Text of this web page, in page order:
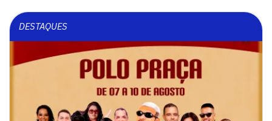
DESTAQUES